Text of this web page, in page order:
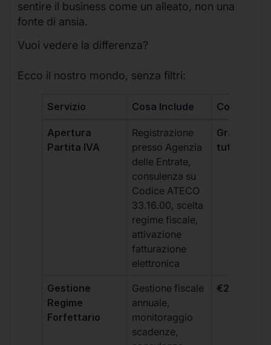
sentire il business come un alleato, non una
fonte di ansia.
Vuoi vedere la differenza?
Ecco il nostro mondo, senza filtri:
Servizio Cosa Include Costo
Apertura
Partita IVA
Registrazione
presso Agenzia
delle Entrate,
consulenza su
Codice ATECO
33.16.00, scelta
regime fiscale,
attivazione
fatturazione
elettronica
Gratis,
tutti i piani
Gestione
Regime
Forfettario
Gestione fiscale
annuale,
monitoraggio
scadenze,
€264 +